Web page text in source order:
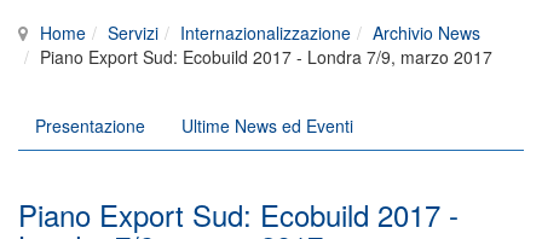
Home Servizi Internazionalizzazione
Archivio News
Piano Export Sud: Ecobuild 2017 - Londra 7/9, marzo 2017
Presentazione Ultime News ed Eventi
Piano Export Sud: Ecobuild 2017 -